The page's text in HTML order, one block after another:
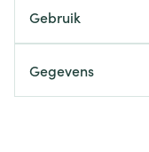
Gebruik
Gegevens